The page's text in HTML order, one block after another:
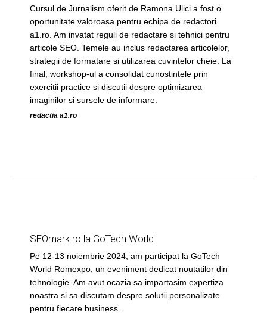
Cursul de Jurnalism oferit de Ramona Ulici a fost o
oportunitate valoroasa pentru echipa de redactori
a1.ro. Am invatat reguli de redactare si tehnici pentru
articole SEO. Temele au inclus redactarea articolelor,
strategii de formatare si utilizarea cuvintelor cheie. La
final, workshop-ul a consolidat cunostintele prin
exercitii practice si discutii despre optimizarea
imaginilor si sursele de informare.
redactia a1.ro
SEOmark.ro la GoTech World
Pe 12-13 noiembrie 2024, am participat la GoTech
World Romexpo, un eveniment dedicat noutatilor din
tehnologie. Am avut ocazia sa impartasim expertiza
noastra si sa discutam despre solutii personalizate
pentru fiecare business.